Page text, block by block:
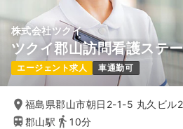
株式会社ツクイ
ツクイ郡山訪問看護ステ
エージェント求人 車通勤可
福島県郡山市朝日2-1-5 丸久ビル
郡山駅
10分